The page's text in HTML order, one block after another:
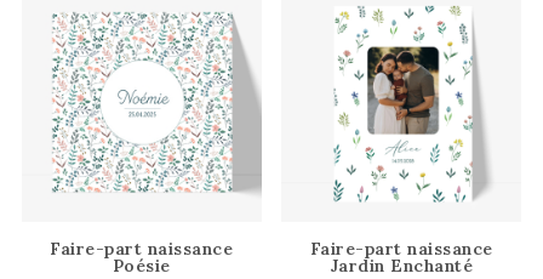
Faire-part naissance
Poésie
Faire-part naissance
Jardin Enchanté